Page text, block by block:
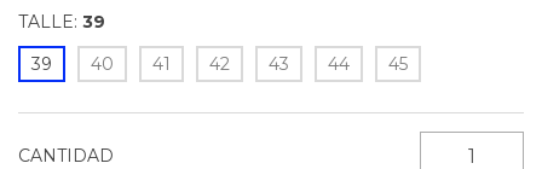
TALLE: 39
39
40 41 42 43 44 45
CANTIDAD